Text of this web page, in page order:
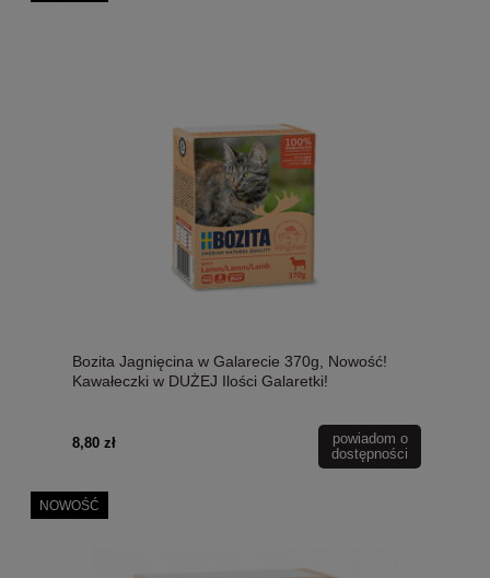
Bozita Jagnięcina w Galarecie 370g, Nowość!
Kawałeczki w DUŻEJ Ilości Galaretki!
8,80 zł
powiadom o
dostępności
NOWOŚĆ